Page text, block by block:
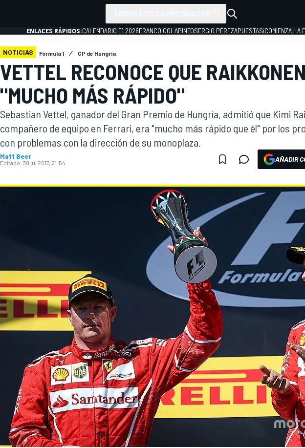
ENLACES RÁPIDOS:CALENDARIO F1 2026FRANCO COLAPINTOSERGIO PÉREZAPUESTAS¡COMIENZA LA
NOTICIAS Fórmula 1 GP de Hungría
VETTEL RECONOCE QUE
"MUCHO MÁS RÁPIDO"
Sebastian Vettel, ganador del Gran Premio de Hungría, admitió que Kimi
compañero de equipo en Ferrari, era "mucho más rápido que él" por los
con problemas con la dirección de su monoplaza.
Matt Beer
Editado: 30 jul 2017, 21:54 AÑADIR